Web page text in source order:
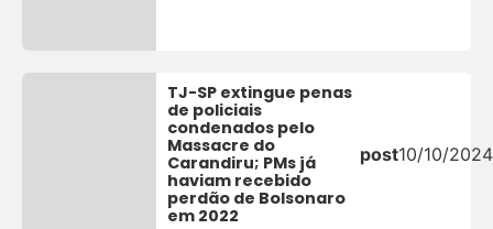
TJ-SP extingue penas
de policiais
condenados pelo
Massacre do
Carandiru; PMs já
haviam recebido
perdão de Bolsonaro
em 2022
post10/10/2024